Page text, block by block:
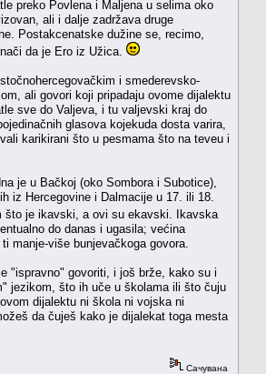
preko Povlena i Maljena u selima oko
ali i dalje zadržava druge
Postakcenatske dužine se, recimo,
da je Ero iz Užica.
i smederevsko-
ali govori koji pripadaju ovome dijalektu
sve do Valjeva, i tu valjevski kraj do
glasova kojekuda dosta varira,
karikirani što u pesmama što na teveu i
je u Bačkoj (oko Sombora i Subotice),
iz Hercegovine i Dalmacije u 17. ili 18.
što je ikavski, a ovi su ekavski. Ikavska
do danas i ugasila; većina
manje-više bunjevačkoga govora.
"ispravno" govoriti, i još brže, kako su i
jezikom, što ih uče u školama ili što čuju
dijalektu ni škola ni vojska ni
da čuješ kako je dijalekat toga mesta
Сачувана